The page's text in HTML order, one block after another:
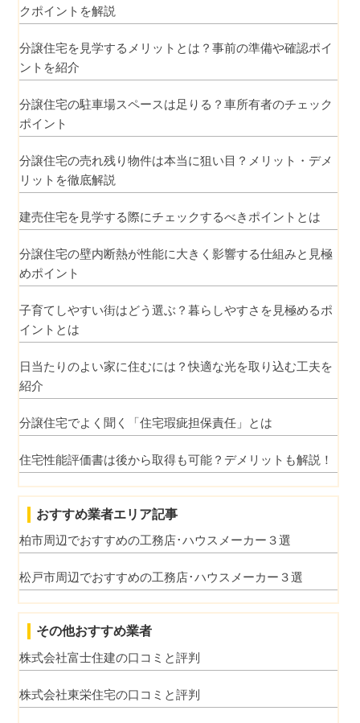
クポイントを解説
分譲住宅を見学するメリットとは？事前の準備や確認ポイ
ントを紹介
分譲住宅の駐車場スペースは足りる？車所有者のチェック
ポイント
分譲住宅の売れ残り物件は本当に狙い目？メリット・デメ
リットを徹底解説
建売住宅を見学する際にチェックするべきポイントとは
分譲住宅の壁内断熱が性能に大きく影響する仕組みと見極
めポイント
子育てしやすい街はどう選ぶ？暮らしやすさを見極めるポ
イントとは
日当たりのよい家に住むには？快適な光を取り込む工夫を
紹介
分譲住宅でよく聞く「住宅瑕疵担保責任」とは
住宅性能評価書は後から取得も可能？デメリットも解説！
おすすめ業者エリア記事
柏市周辺でおすすめの工務店･ハウスメーカー３選
松戸市周辺でおすすめの工務店･ハウスメーカー３選
その他おすすめ業者
株式会社富士住建の口コミと評判
株式会社東栄住宅の口コミと評判